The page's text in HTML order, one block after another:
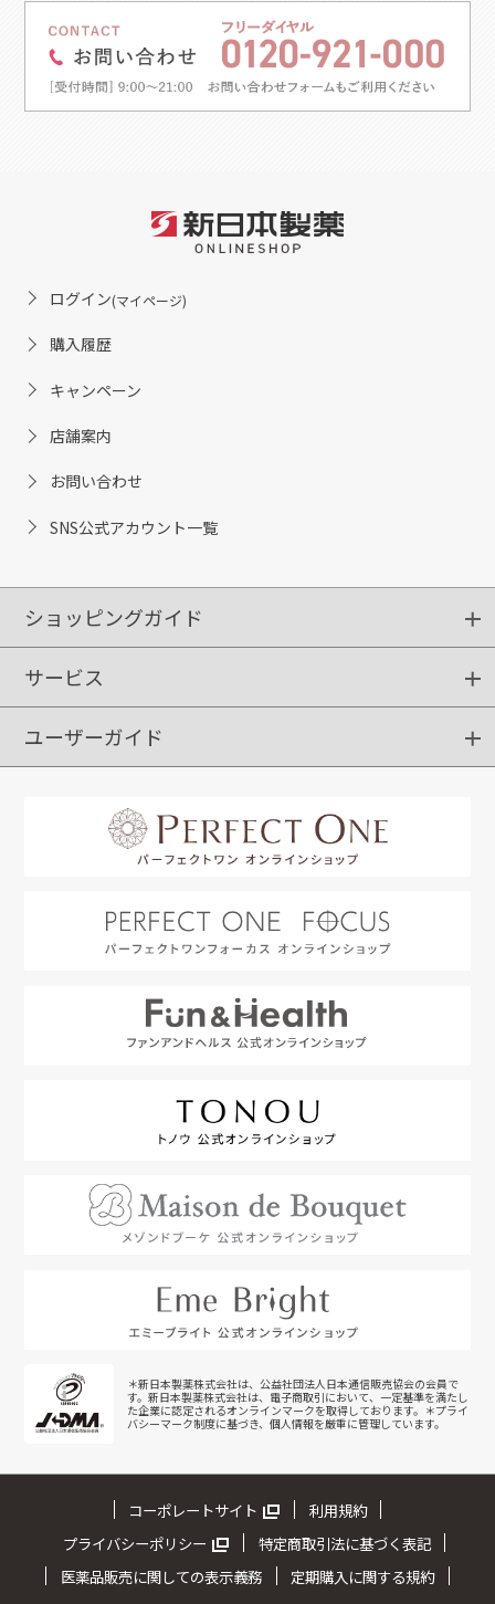
ログイン(マイページ)
購入履歴
キャンペーン
店舗案内
お問い合わせ
SNS公式アカウント一覧
ショッピングガイド
ショッピングガイド
ご注文方法
送料・配送
クーポンご利用方法
サービス
定期購入
ポイントサービス
お知らせメール
ユーザーガイド
＊新日本製薬株式会社は、公益社団法人日本通信販売協会の会員で
す。新日本製薬株式会社は、電子商取引において、一定基準を満たし
た企業に認定されるオンラインマークを取得しております。＊プライ
バシーマーク制度に基づき、個人情報を厳重に管理しています。
コーポレートサイト
利用規約
プライバシーポリシー
特定商取引法に基づく表記
医薬品販売に関しての表示義務
定期購入に関する規約